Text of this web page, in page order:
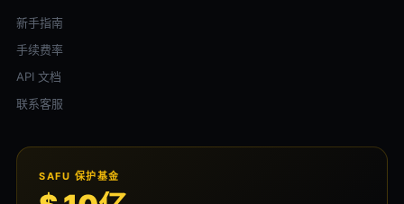
新手指南
手续费率
API 文档
联系客服
SAFU 保护基金